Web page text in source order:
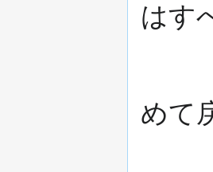
はす
めて